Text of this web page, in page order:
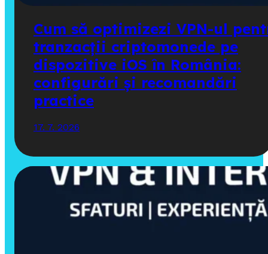
Cum să optimizezi VPN-ul
tranzacții criptomonede pe
dispozitive iOS în România:
configurări și recomandări
practice
17. 7. 2026